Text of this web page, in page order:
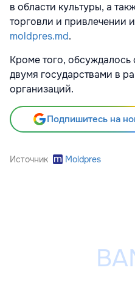
в области культуры, а
торговли и привлечении
moldpres.md.
Кроме того,
двумя государствами в
организаций.
Подпишитесь на
Источник Moldpres